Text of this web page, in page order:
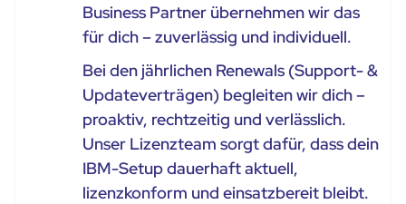
Business Partner übernehmen wir das
für dich – zuverlässig und individuell.
Bei den jährlichen Renewals (Support- &
Updateverträgen) begleiten wir dich –
proaktiv, rechtzeitig und verlässlich.
Unser Lizenzteam sorgt dafür, dass dein
IBM-Setup dauerhaft aktuell,
lizenzkonform und einsatzbereit bleibt.